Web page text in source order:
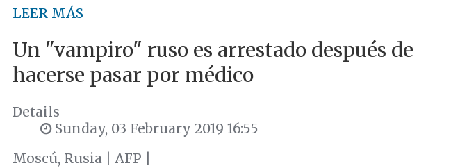
LEER MÁS
Un "vampiro" ruso es arrestado después de
hacerse pasar por médico
Details
Sunday, 03 February 2019 16:55
Moscú, Rusia | AFP |